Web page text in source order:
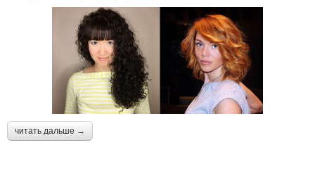
читать дальше →